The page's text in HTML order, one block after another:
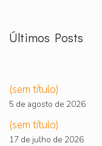
Últimos Posts
(sem título)
5 de agosto de 2026
(sem título)
17 de julho de 2026